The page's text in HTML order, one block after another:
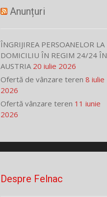
Anunțuri
ÎNGRIJIREA PERSOANELOR LA
DOMICILIU ÎN REGIM 24/24 ÎN
AUSTRIA 20 iulie 2026
Ofertă de vânzare teren 8 iulie
2026
Ofertă vânzare teren 11 iunie
2026
Despre Felnac